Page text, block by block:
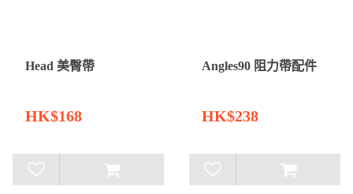
Head 美臀帶
HK$168
Angles90 阻力帶配件
HK$238